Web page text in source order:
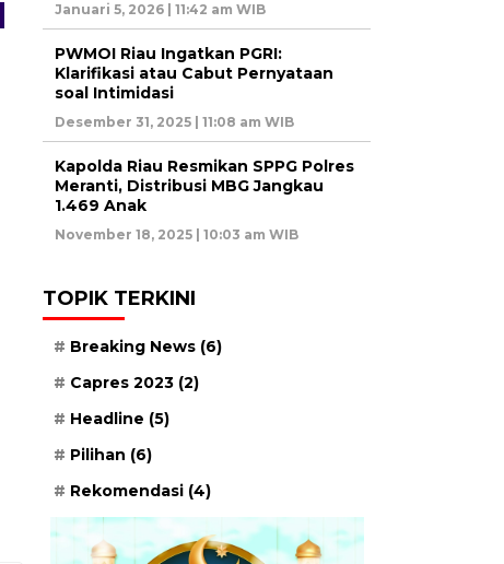
Januari 5, 2026 | 11:42 am WIB
PWMOI Riau Ingatkan PGRI:
Klarifikasi atau Cabut Pernyataan
soal Intimidasi
Desember 31, 2025 | 11:08 am WIB
Kapolda Riau Resmikan SPPG Polres
Meranti, Distribusi MBG Jangkau
1.469 Anak
November 18, 2025 | 10:03 am WIB
TOPIK TERKINI
Breaking News (6)
Capres 2023 (2)
Headline (5)
Pilihan (6)
Rekomendasi (4)